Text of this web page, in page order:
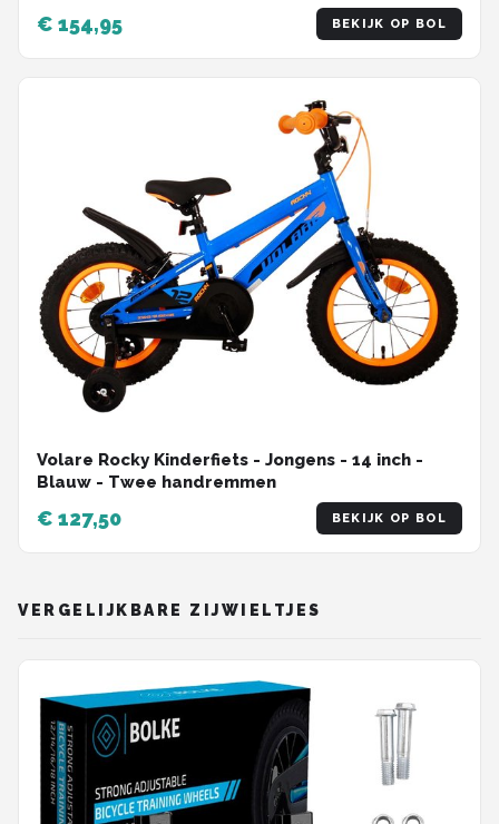
€ 154,95 BEKIJK OP BOL
Volare Rocky Kinderfiets - Jongens - 14 inch -
Blauw - Twee handremmen
€ 127,50 BEKIJK OP BOL
VERGELIJKBARE ZIJWIELTJES